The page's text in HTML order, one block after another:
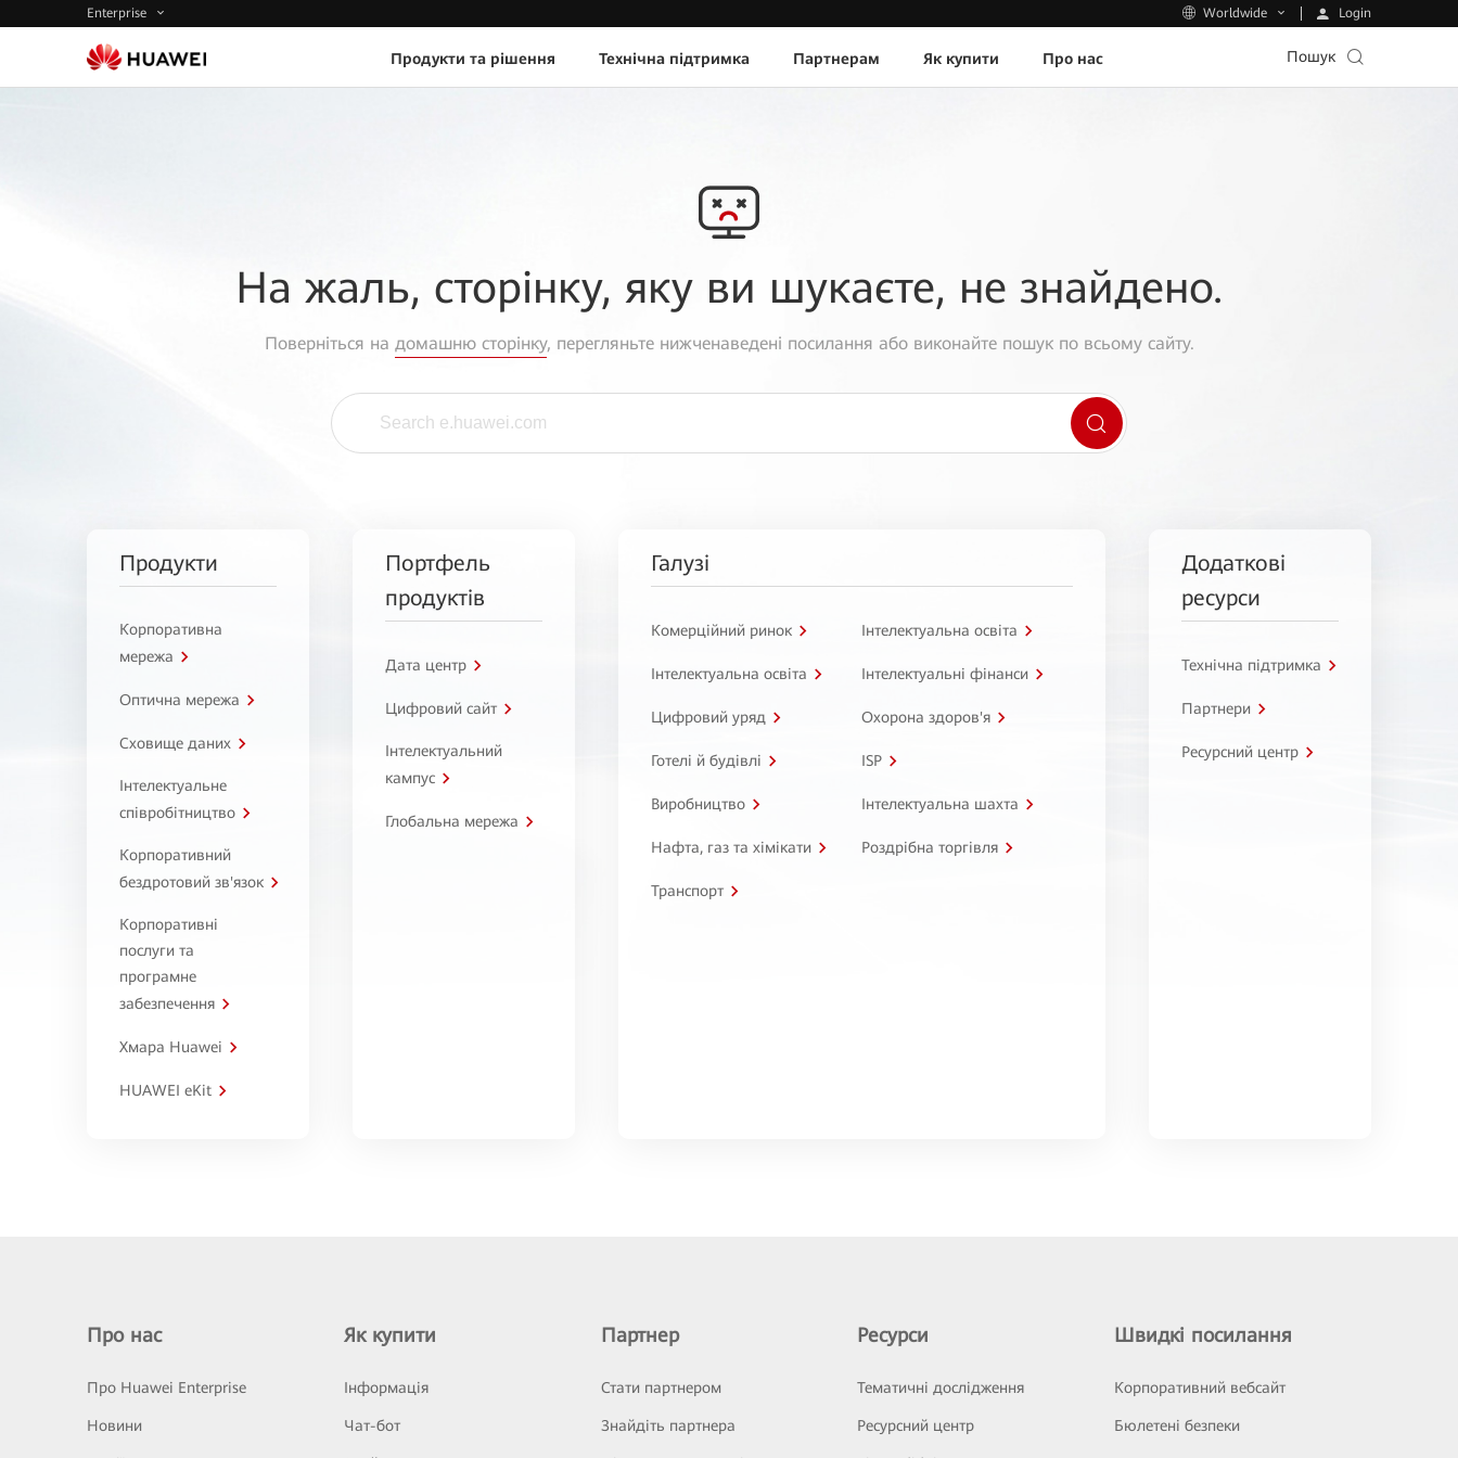
Enterprise Worldwide Login
Продукти та рішення Технічна підтримка Партнерам Як купити Про нас Пошук
На жаль, сторінку, яку ви шукаєте, не знайдено.
Поверніться на домашню сторінку, перегляньте нижченаведені посилання або виконайте пошук по всьому сайту.
Продукти
Корпоративна
мережа
Оптична мережа
Сховище даних
Інтелектуальне
співробітництво
Корпоративний
бездротовий зв'язок
Корпоративні
послуги та
програмне
забезпечення
Хмара Huawei
HUAWEI eKit
Портфель
продуктів
Дата центр
Цифровий сайт
Інтелектуальний
кампус
Глобальна мережа
Галузі
Комерційний ринок Інтелектуальна освіта
Інтелектуальна освіта Інтелектуальні фінанси
Цифровий уряд Охорона здоров'я
Готелі й будівлі ISP
Виробництво Інтелектуальна шахта
Нафта, газ та хімікати Роздрібна торгівля
Транспорт
Додаткові
ресурси
Технічна підтримка
Партнери
Ресурсний центр
Про нас
Про Huawei Enterprise
Новини
Як купити
Інформація
Чат-бот
Партнер
Стати партнером
Знайдіть партнера
Ресурси
Тематичні дослідження
Ресурсний центр
Швидкі посилання
Корпоративний вебсайт
Бюлетені безпеки